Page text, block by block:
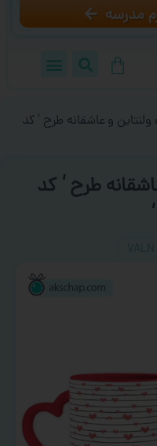
مدرسه
و عاشقانه طرح ‘ کد
طرح ‘ کد